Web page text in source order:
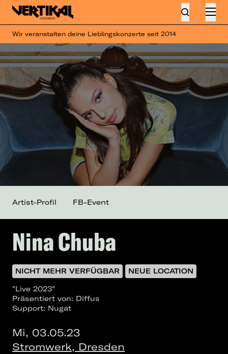
Wir veranstalten deine Lieblingskonzerte seit 2014
Nina Chuba
NICHT MEHR VERFÜGBAR
NEUE LOCATION
"Live 2023"
Präsentiert von: Diffus
Support: Nugat
Mi, 03.05.23
Stromwerk, Dresden
Artist-Profil FB-Event